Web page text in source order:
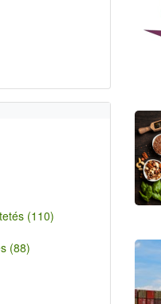
(110)
(88)